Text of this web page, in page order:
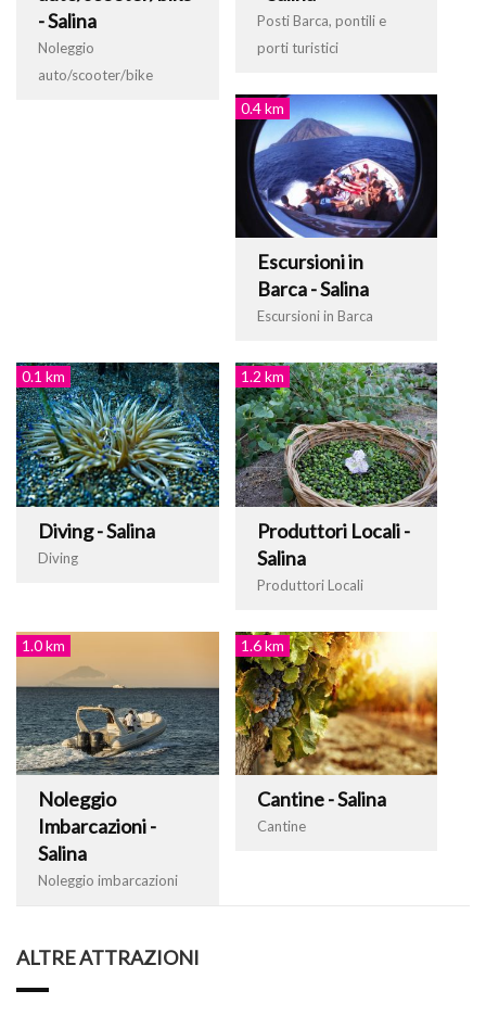
- Salina
Noleggio
auto/scooter/bike
Posti Barca, pontili e
porti turistici
0.4 km
Escursioni in
Barca - Salina
Escursioni in Barca
0.1 km
Diving - Salina
Diving
1.2 km
Produttori Locali -
Salina
Produttori Locali
1.0 km
Noleggio
Imbarcazioni -
Salina
Noleggio imbarcazioni
1.6 km
Cantine - Salina
Cantine
ALTRE ATTRAZIONI